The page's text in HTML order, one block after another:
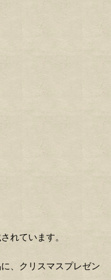
れています。
、クリスマスプレゼン